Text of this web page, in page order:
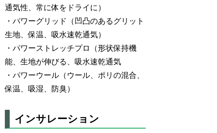
通気性、常に体をドライに）
・パワーグリッド（凹凸のあるグリット
生地、保温、吸水速乾通気）
・パワーストレッチプロ（形状保持機
能、生地が伸びる、吸水速乾通気
・パワーウール（ウール、ポリの混合、
保温、吸湿、防臭）
インサレーション